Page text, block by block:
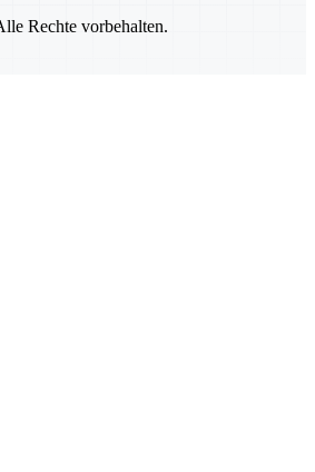
Rechte vorbehalten.